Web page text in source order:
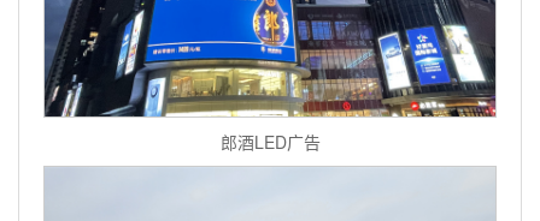
郎酒LED广告